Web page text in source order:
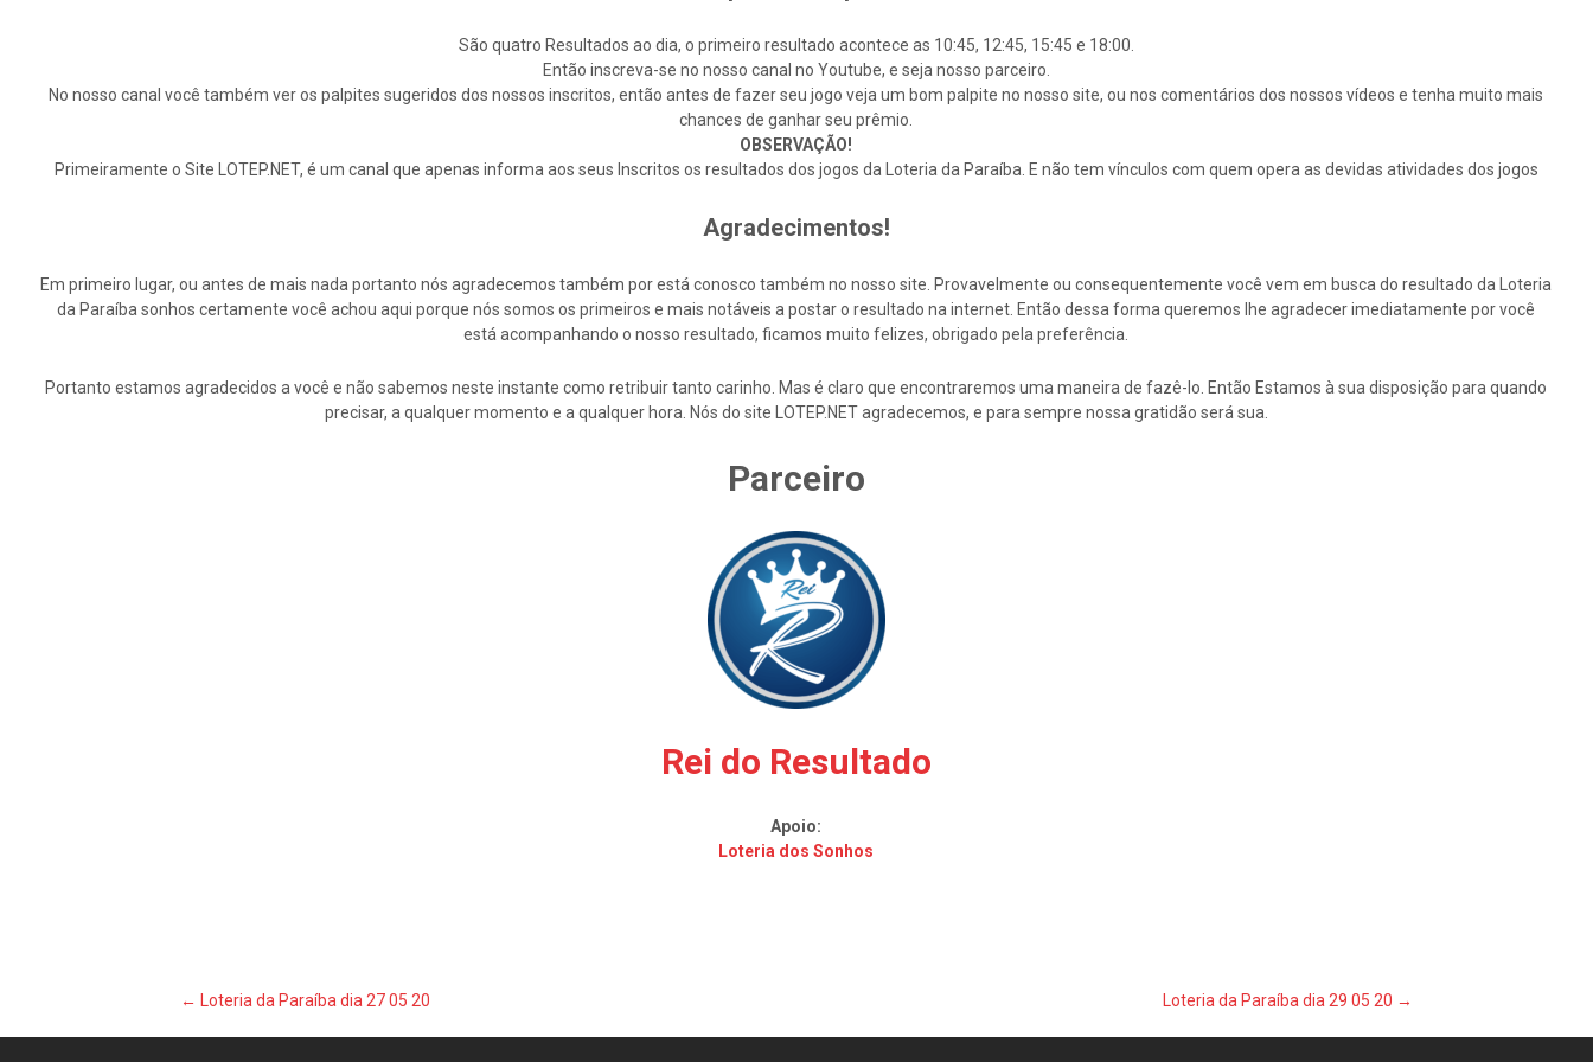
São quatro Resultados ao dia, o primeiro resultado acontece as 10:45, 12:45, 15:45 e 18:00.
Então inscreva-se no nosso canal no Youtube, e seja nosso parceiro.
No nosso canal você também ver os palpites sugeridos dos nossos inscritos, então antes de fazer seu jogo veja um bom palpite no nosso site, ou nos comentários dos nossos vídeos e tenha muito mais
chances de ganhar seu prêmio.
OBSERVAÇÃO!
Primeiramente o Site LOTEP.NET, é um canal que apenas informa aos seus Inscritos os resultados dos jogos da Loteria da Paraíba. E não tem vínculos com quem opera as devidas atividades dos jogos
Agradecimentos!
Em primeiro lugar, ou antes de mais nada portanto nós agradecemos também por está conosco também no nosso site. Provavelmente ou consequentemente você vem em busca do resultado da Loteria
da Paraíba sonhos certamente você achou aqui porque nós somos os primeiros e mais notáveis a postar o resultado na internet. Então dessa forma queremos lhe agradecer imediatamente por você
está acompanhando o nosso resultado, ficamos muito felizes, obrigado pela preferência.
Portanto estamos agradecidos a você e não sabemos neste instante como retribuir tanto carinho. Mas é claro que encontraremos uma maneira de fazê-lo. Então Estamos à sua disposição para quando
precisar, a qualquer momento e a qualquer hora. Nós do site LOTEP.NET agradecemos, e para sempre nossa gratidão será sua.
Parceiro
Rei do Resultado
Apoio:
Loteria dos Sonhos
Post
← Loteria da Paraíba dia 27 05 20 Loteria da Paraíba dia 29 05 20 →